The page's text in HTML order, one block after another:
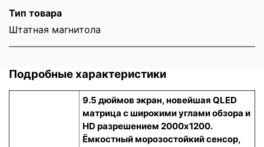
Тип товара
Штатная магнитола
Подробные характеристики
9.5 дюймов экран, новейшая QLED
матрица с широкими углами обзора и
HD разрешением 2000x1200.
Ёмкостный морозостойкий сенсор,